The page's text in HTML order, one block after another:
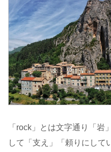
「rock」とは文字通り「岩
して「支え」「頼りにして